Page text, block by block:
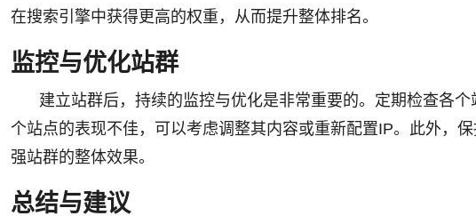
在搜索引擎中获得更高的权重，从而提升整体排名。
监控与优化站群
建立站群后，持续的监控与优化是非常重要的。定期检查各
个站点的表现不佳，可以考虑调整其内容或重新配置IP。此外，
强站群的整体效果。
总结与建议